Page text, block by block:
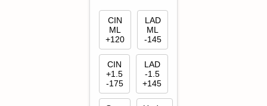
CIN
ML
+120
LAD
ML
-145
CIN
+1.5
-175
LAD
-1.5
+145